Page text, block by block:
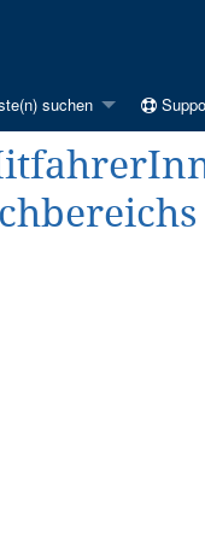
suchen